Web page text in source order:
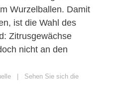
Wurzelballen. Damit
ist die Wahl des
Zitrusgewächse
nicht an den
| Sehen Sie sich die